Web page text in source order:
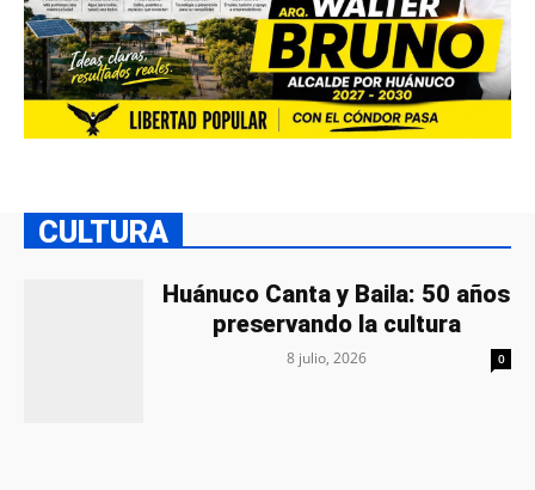
CULTURA
Huánuco Canta y Baila: 50 años
preservando la cultura
8 julio, 2026 0